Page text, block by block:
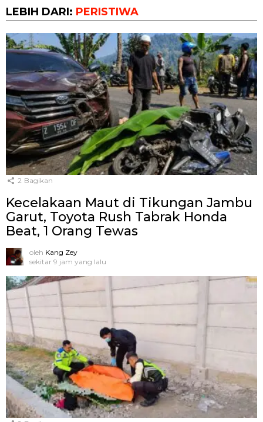
LEBIH DARI: PERISTIWA
2 Bagikan
Kecelakaan Maut di Tikungan Jambu
Garut, Toyota Rush Tabrak Honda
Beat, 1 Orang Tewas
oleh Kang Zey
sekitar 9 jam yang lalu